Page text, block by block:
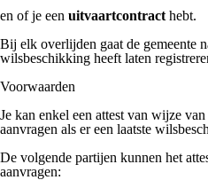
en of je een uitvaartcontract hebt.
Bij elk overlijden gaat de gemeente
wilsbeschikking heeft laten
Voorwaarden
Je kan enkel een attest van wijze
aanvragen als er een laatste
De volgende partijen kunnen het
aanvragen: